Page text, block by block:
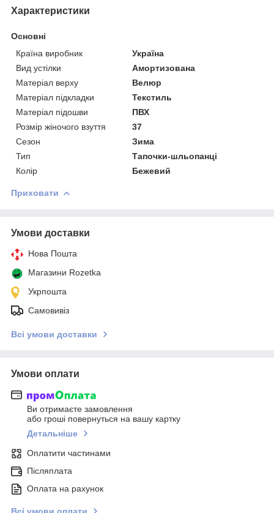
Характеристики
Основні
Країна виробник
Україна
Вид устілки
Амортизована
Матеріал верху
Велюр
Матеріал підкладки
Текстиль
Матеріал підошви
ПВХ
Розмір жіночого взуття
37
Сезон
Зима
Тип
Тапочки-шльопанці
Колір
Бежевий
Приховати
Умови доставки
Нова Пошта
Магазини Rozetka
Укрпошта
Самовивіз
Всі умови доставки
Умови оплати
Ви отримаєте замовлення
або гроші повернуться на вашу картку
Детальніше
Оплатити частинами
Післяплата
Оплата на рахунок